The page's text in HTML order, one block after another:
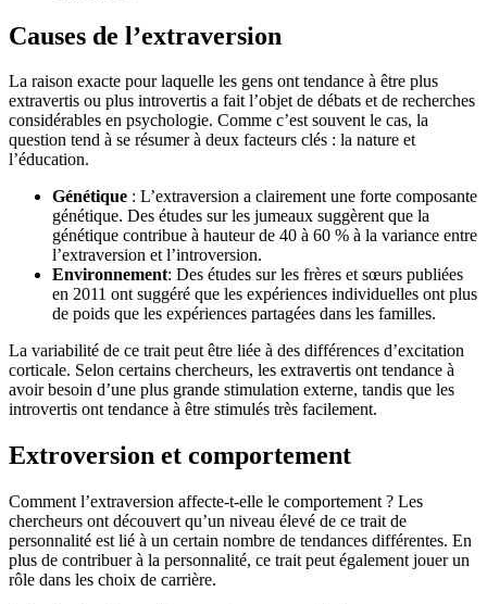
Causes de l’extraversion
La raison exacte pour laquelle les gens ont tendance à être plus
extravertis ou plus introvertis a fait l’objet de débats et de recherches
considérables en psychologie. Comme c’est souvent le cas, la
question tend à se résumer à deux facteurs clés : la nature et
l’éducation.
Génétique : L’extraversion a clairement une forte composante
génétique. Des études sur les jumeaux suggèrent que la
génétique contribue à hauteur de 40 à 60 % à la variance entre
l’extraversion et l’introversion.
Environnement: Des études sur les frères et sœurs publiées
en 2011 ont suggéré que les expériences individuelles ont plus
de poids que les expériences partagées dans les familles.
La variabilité de ce trait peut être liée à des différences d’excitation
corticale. Selon certains chercheurs, les extravertis ont tendance à
avoir besoin d’une plus grande stimulation externe, tandis que les
introvertis ont tendance à être stimulés très facilement.
Extroversion et comportement
Comment l’extraversion affecte-t-elle le comportement ? Les
chercheurs ont découvert qu’un niveau élevé de ce trait de
personnalité est lié à un certain nombre de tendances différentes. En
plus de contribuer à la personnalité, ce trait peut également jouer un
rôle dans les choix de carrière.